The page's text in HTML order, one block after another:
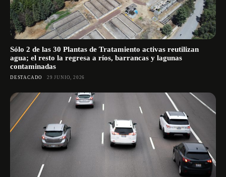
Sólo 2 de las 30 Plantas de Tratamiento activas reutilizan
agua; el resto la regresa a ríos, barrancas y lagunas
contaminadas
DESTACADO 29 JUNIO, 2026